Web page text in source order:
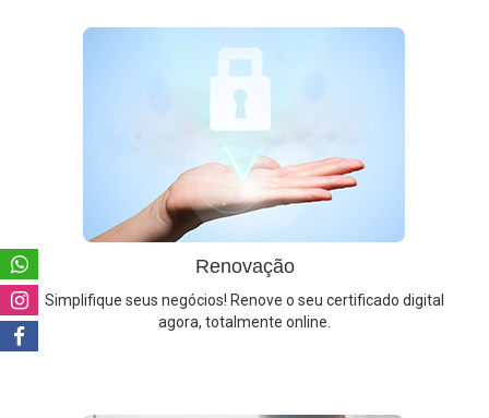
Renovação
Simplifique seus negócios! Renove o seu certificado digital
agora, totalmente online.